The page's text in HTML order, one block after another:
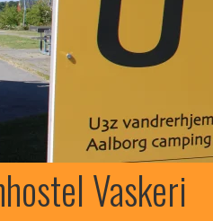
Vaskeri